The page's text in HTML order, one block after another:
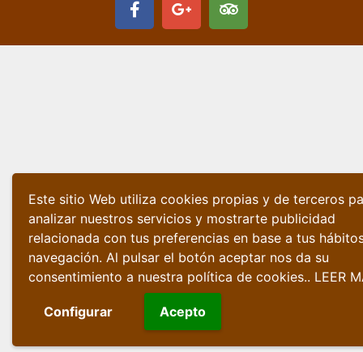
Este sitio Web utiliza cookies propias y de terceros
analizar nuestros servicios y mostrarte publicidad
relacionada con tus preferencias en base a tus
navegación. Al pulsar el botón aceptar nos da su
consentimiento a nuestra política de cookies.. LEER
Configurar Acepto